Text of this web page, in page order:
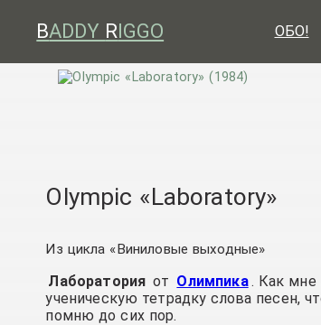
BADDY RIGGO ОБО!
Olympic «Laboratory»
Из цикла «Виниловые выходные»
Лаборатория от Олимпика . Как мне
ученическую тетрадку слова песен,
помню до сих пор.